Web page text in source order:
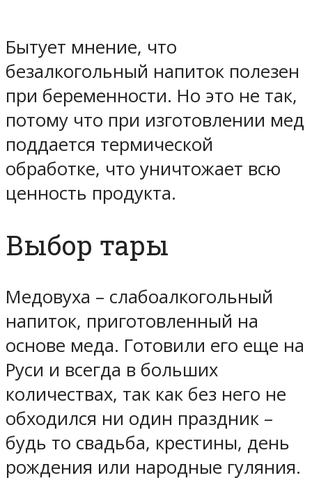
Бытует мнение, что
безалкогольный напиток полезен
при беременности. Но это не так,
потому что при изготовлении мед
поддается термической
обработке, что уничтожает всю
ценность продукта.
Выбор тары
Медовуха – слабоалкогольный
напиток, приготовленный на
основе меда. Готовили его еще на
Руси и всегда в больших
количествах, так как без него не
обходился ни один праздник –
будь то свадьба, крестины, день
рождения или народные гуляния.